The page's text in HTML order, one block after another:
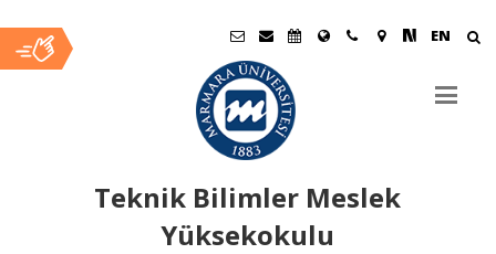
EN
Teknik Bilimler Meslek
Yüksekokulu